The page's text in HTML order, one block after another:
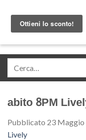
content
abito 8PM
Pubblicato 23
Lively